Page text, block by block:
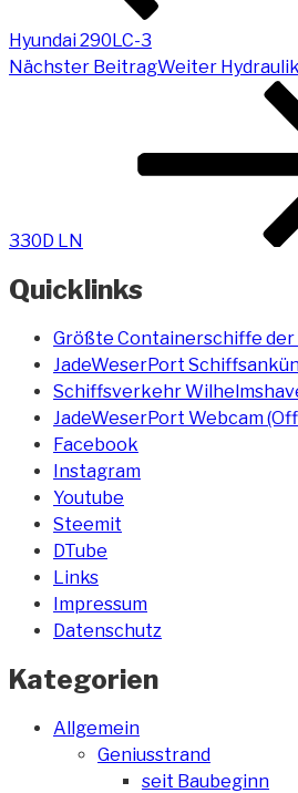
Hyundai 290LC-3
Nächster BeitragWeiter
330D LN
Quicklinks
Größte Containerschiffe der
JadeWeserPort
Schiffsverkehr
JadeWeserPort Webcam
Facebook
Instagram
Youtube
Steemit
DTube
Links
Impressum
Datenschutz
Kategorien
Allgemein
Geniusstrand
seit Baubeginn